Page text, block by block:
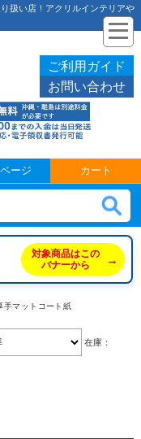
扱い店！アクリルインテリアや
ご利用ガイド
お問い合わせ
ージ カート
対象商品はこの
バナーから
→
手マットコート紙
在庫：